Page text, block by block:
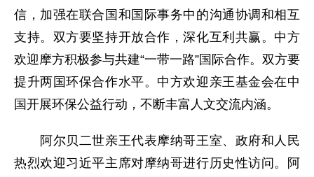
信，加强在联合国和国际事务中的沟通协调和相互
支持。双方要坚持开放合作，深化互利共赢。中方
欢迎摩方积极参与共建“一带一路”国际合作。双方要
提升两国环保合作水平。中方欢迎亲王基金会在中
国开展环保公益行动，不断丰富人文交流内涵。
阿尔贝二世亲王代表摩纳哥王室、政府和人民
热烈欢迎习近平主席对摩纳哥进行历史性访问。阿